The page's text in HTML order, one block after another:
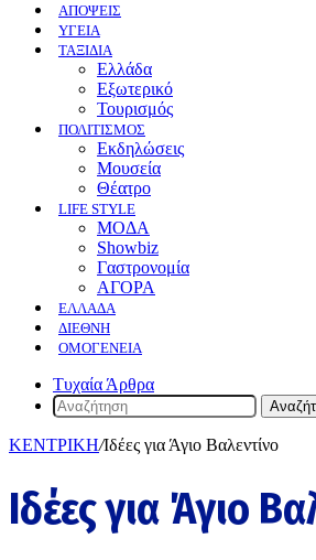
ΑΠΟΨΕΙΣ
ΥΓΕΙΑ
ΤΑΞΙΔΙΑ
Ελλάδα
Εξωτερικό
Τουρισμός
ΠΟΛΙΤΙΣΜΟΣ
Eκδηλώσεις
Mουσεία
Θέατρο
LIFE STYLE
ΜΟΔΑ
Showbiz
Γαστρονομία
ΑΓΟΡΑ
ΕΛΛΆΔΑ
ΔΙΕΘΝΉ
ΟΜΟΓΈΝΕΙΑ
Τυχαία Άρθρα
ΚΕΝΤΡΙΚΗ/Ιδέες για Άγιο Βαλεντίνο
Ιδέες για Άγιο